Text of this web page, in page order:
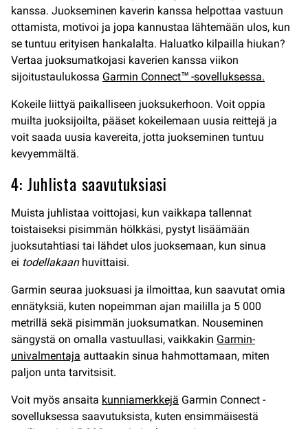
kanssa. Juokseminen kaverin kanssa helpottaa vastuun
ottamista, motivoi ja jopa kannustaa lähtemään ulos, kun
se tuntuu erityisen hankalalta. Haluatko kilpailla hiukan?
Vertaa juoksumatkojasi kaverien kanssa viikon
sijoitustaulukossa Garmin Connect™ -sovelluksessa.
Kokeile liittyä paikalliseen juoksukerhoon. Voit oppia
muilta juoksijoilta, pääset kokeilemaan uusia reittejä ja
voit saada uusia kavereita, jotta juokseminen tuntuu
kevyemmältä.
4: Juhlista saavutuksiasi
Muista juhlistaa voittojasi, kun vaikkapa tallennat
toistaiseksi pisimmän hölkkäsi, pystyt lisäämään
juoksutahtiasi tai lähdet ulos juoksemaan, kun sinua
ei todellakaanhuvittaisi.
Garmin seuraa juoksuasi ja ilmoittaa, kun saavutat omia
ennätyksiä, kuten nopeimman ajan maililla ja 5 000
metrillä sekä pisimmän juoksumatkan. Nouseminen
sängystä on omalla vastuullasi, vaikkakin Garmin-
univalmentaja auttaakin sinua hahmottamaan, miten
paljon unta tarvitsisit.
Voit myös ansaita kunniamerkkejä Garmin Connect -
sovelluksessa saavutuksista, kuten ensimmäisestä